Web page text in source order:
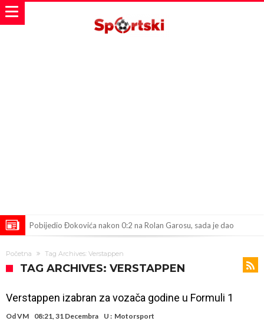
Pobijedio Đokovića nakon 0:2 na Rolan Garosu, sada je dao
daleko”
Koliko traži PSG i koji je Liverpulov “plafon” za Bredlija Barkolu?
Zašto je nepoznati italijanski petoligaš dobio nevjerovatan stadion
Početna Tag Archives: Verstappen
TAG ARCHIVES: VERSTAPPEN
Verstappen izabran za vozača godine u Formuli 1
OdVM 08:21, 31 Decembra U : Motorsport